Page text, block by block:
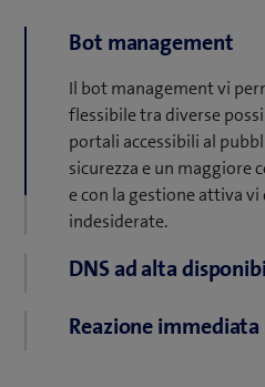
Bot management
Il bot management vi
flessibile tra diverse
portali accessibili al
sicurezza e un maggiore
e con la gestione attiva
indesiderate.
DNS ad alta
proprietà alla nostra
Reazione immediata